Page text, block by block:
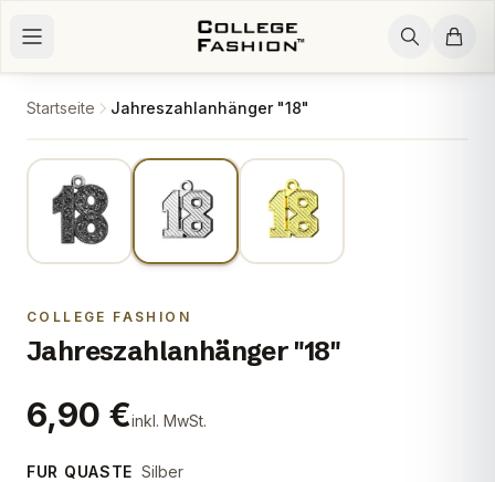
Startseite Jahreszahlanhänger "18"
COLLEGE FASHION
Jahreszahlanhänger "18"
6,90 €inkl. MwSt.
FUR QUASTE Silber